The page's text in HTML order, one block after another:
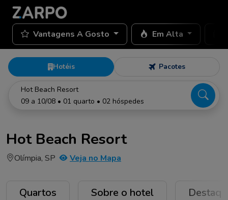
Vantagens A Gosto Em Alta
Hotéis Pacotes
Hot Beach Resort
09 a 10/08 • 01 quarto • 02 hóspedes
Hot Beach Resort
Olímpia, SP Veja no Mapa
Quartos Sobre o hotel